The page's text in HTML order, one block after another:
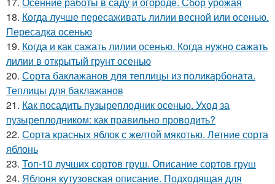
18. Когда лучше пересаживать лилии весной или осенью.
Пересадка осенью
19. Когда и как сажать лилии осенью. Когда нужно сажать
лилии в открытый грунт осенью
20. Сорта баклажанов для теплицы из поликарбоната.
Теплицы для баклажанов
21. Как посадить пузыреплодник осенью. Уход за
пузыреплодником: как правильно проводить?
22. Сорта красных яблок с желтой мякотью. Летние сорта
яблонь
23. Топ-10 лучших сортов груш. Описание сортов груш
24. Яблоня кутузовская описание. Подходящая для